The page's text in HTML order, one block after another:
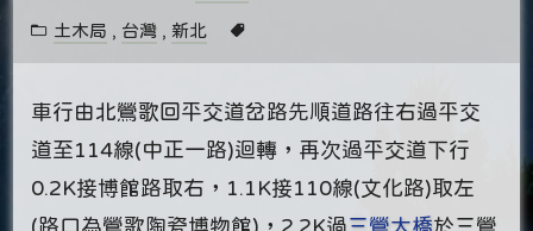
土木局 , 台灣 , 新北
車行由北鶯歌回平交道岔路先順道路往右過平交
道至114線(中正一路)迴轉，再次過平交道下行
0.2K接博館路取右，1.1K接110線(文化路)取左
(路口為鶯歌陶瓷博物館)，2.2K過三鶯大橋於三鶯